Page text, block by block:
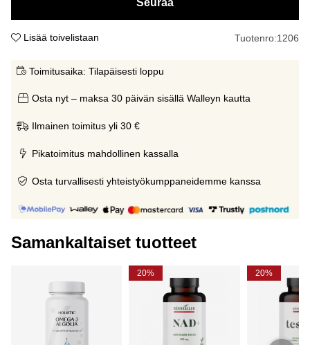
Lisää toivelistaan Tuotenro:1206
Toimitusaika: Tilapäisesti loppu
Osta nyt – maksa 30 päivän sisällä Walleyn kautta
Ilmainen toimitus yli 30 €
Pikatoimitus mahdollinen kassalla
Osta turvallisesti yhteistyökumppaneidemme kanssa
Samankaltaiset tuotteet
20% 20%